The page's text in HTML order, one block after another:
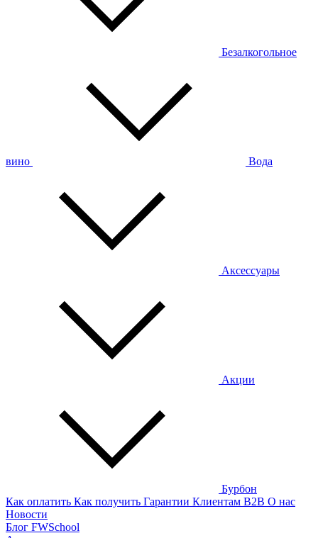
Безалкогольное
вино Вода
Аксессуары
Акции
Бурбон
Как оплатить Как получить Гарантии Клиентам B2B О нас
Новости
Блог FWSchool